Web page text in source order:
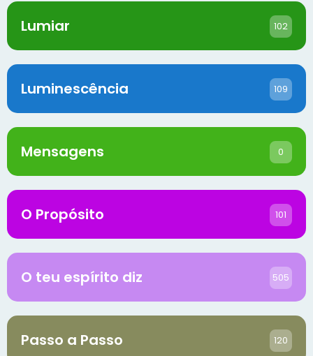
Lumiar 102
Luminescência 109
Mensagens 0
O Propósito 101
O teu espírito diz 505
Passo a Passo 120